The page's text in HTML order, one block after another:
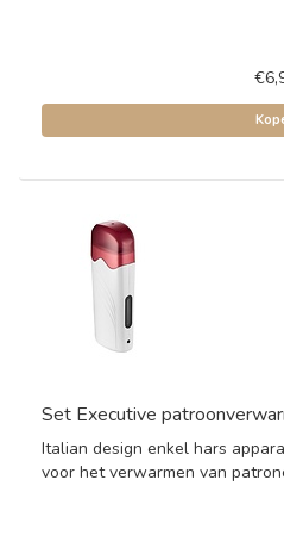
Set Executive
Italian design enkel hars
voor het verwarmen van